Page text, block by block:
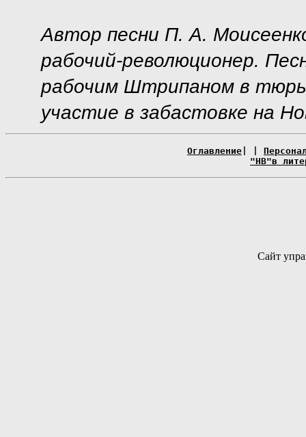
Автор песни П. А.
рабочий-революционер.
рабочим Штрипаном в
участие в забастовке на
Оглавление
"НВ"в
Сайт